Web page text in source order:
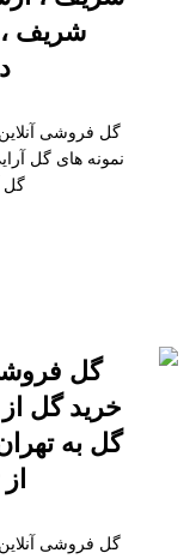
شریف
گل فروشی آنلاین
نمونه های گل
گل
گل
خرید گل
گل به
گل فروشی آنلاین